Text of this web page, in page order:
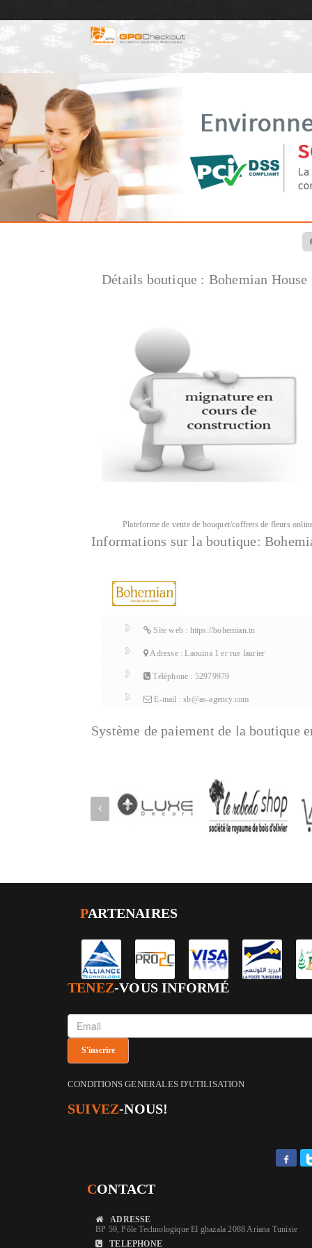
Détails boutique : Bohemian
Plateforme de vente de bouquet/coffrets de fleurs
Informations sur la boutique:
Site web : https://bohemian.tn
Adresse : Laouina 1 er rue laurier
Téléphone : 52979979
E-mail : sb@as-agency.com
Système de paiement de la boutique
PARTENAIRES
TENEZ-VOUS INFORMÉ
CONDITIONS GENERALES D'UTILISATION
SUIVEZ-NOUS!
CONTACT
ADRESSE
BP 59, Pôle Technologique El ghazala 2088 Ariana Tunisie
TELEPHONE